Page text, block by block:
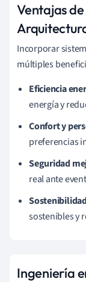
Ventajas
Incorporar
múltiples
Eficiencia
energía y
Confort y
preferencias
Seguridad
real ante
sostenibles y
Ingeniería